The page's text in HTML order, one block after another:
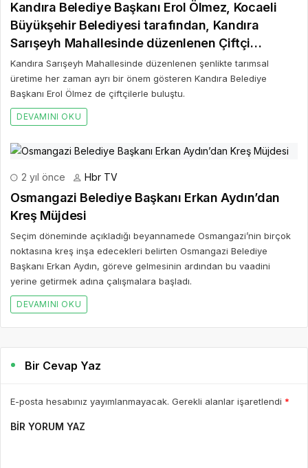
Kandıra Belediye Başkanı Erol Ölmez, Kocaeli
Büyükşehir Belediyesi tarafından, Kandıra
Sarışeyh Mahallesinde düzenlenen Çiftçi
Şenliğine katıldı
Kandıra Sarışeyh Mahallesinde düzenlenen şenlikte tarımsal
üretime her zaman ayrı bir önem gösteren Kandıra Belediye
Başkanı Erol Ölmez de çiftçilerle buluştu.
DEVAMINI OKU
2 yıl önce Hbr TV
Osmangazi Belediye Başkanı Erkan Aydın’dan
Kreş Müjdesi
Seçim döneminde açıkladığı beyannamede Osmangazi’nin birçok
noktasına kreş inşa edecekleri belirten Osmangazi Belediye
Başkanı Erkan Aydın, göreve gelmesinin ardından bu vaadini
yerine getirmek adına çalışmalara başladı.
DEVAMINI OKU
Bir Cevap Yaz
E-posta hesabınız yayımlanmayacak. Gerekli alanlar işaretlendi *
BIR YORUM YAZ